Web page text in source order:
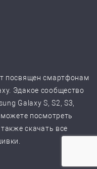
посвящен смартфонам
Эдакое сообщество
Galaxy S, S2, S3,
посмотреть
скачать все